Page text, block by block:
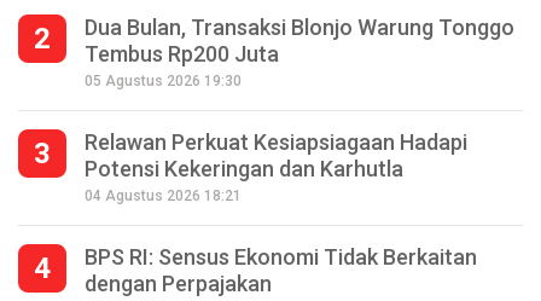
2
Dua Bulan, Transaksi Blonjo Warung Tonggo
Tembus Rp200 Juta
05 Agustus 2026 19:30
3
Relawan Perkuat Kesiapsiagaan Hadapi
Potensi Kekeringan dan Karhutla
04 Agustus 2026 18:21
4
BPS RI: Sensus Ekonomi Tidak Berkaitan
dengan Perpajakan